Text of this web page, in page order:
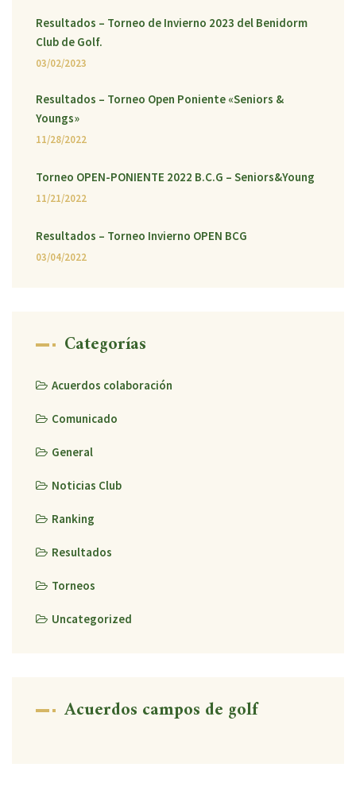
Resultados – Torneo de Invierno 2023 del Benidorm
Club de Golf.
03/02/2023
Resultados – Torneo Open Poniente «Seniors &
Youngs»
11/28/2022
Torneo OPEN-PONIENTE 2022 B.C.G – Seniors&Young
11/21/2022
Resultados – Torneo Invierno OPEN BCG
03/04/2022
Categorías
Acuerdos colaboración
Comunicado
General
Noticias Club
Ranking
Resultados
Torneos
Uncategorized
Acuerdos campos de golf